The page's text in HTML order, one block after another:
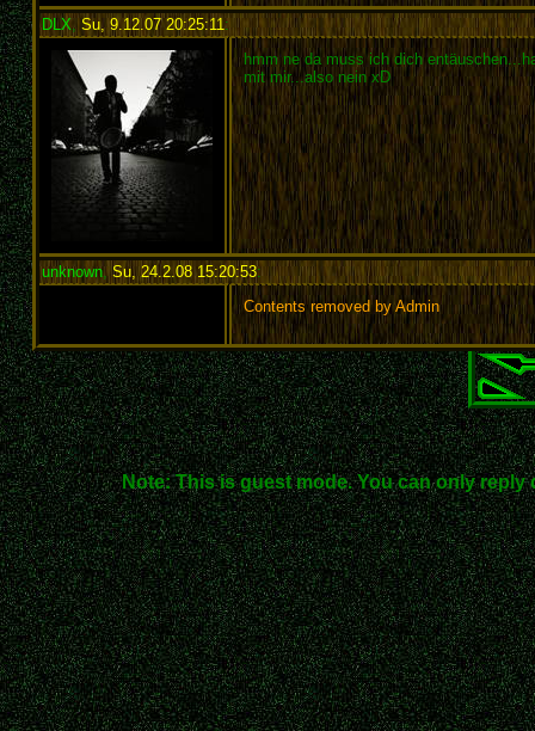
DLX, Su, 9.12.07 20:25:11:
hmm ne da muss ich dich
mit mir...also nein xD
unknown, Su, 24.2.08 15:20:53:
Contents removed by Admin
Note: This is guest mode. You can only